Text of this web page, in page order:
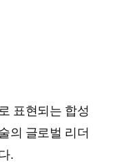
표현되는 합성
의 글로벌 리더
.